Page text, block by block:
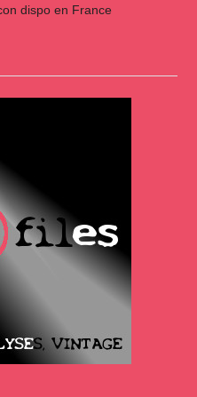
dispo en France